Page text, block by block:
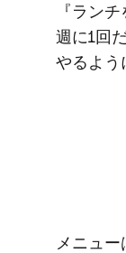
『ラン
週に​1回
やるよう
メニュー